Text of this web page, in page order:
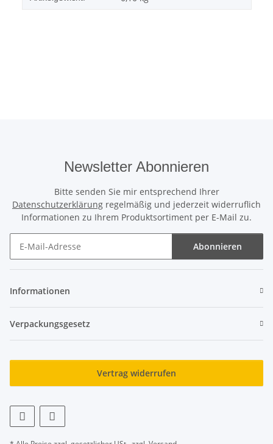
Newsletter Abonnieren
Bitte senden Sie mir entsprechend Ihrer
Datenschutzerklärung regelmäßig und jederzeit widerruflich
Informationen zu Ihrem Produktsortiment per E-Mail zu.
Abonnieren
Informationen
Verpackungsgesetz
Vertrag widerrufen